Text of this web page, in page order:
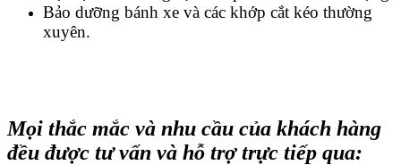
Bảo dưỡng bánh xe và các khớp cắt kéo thường
xuyên.
Mọi thắc mắc và nhu cầu của khách hàng
đều được tư vấn và hỗ trợ trực tiếp qua: